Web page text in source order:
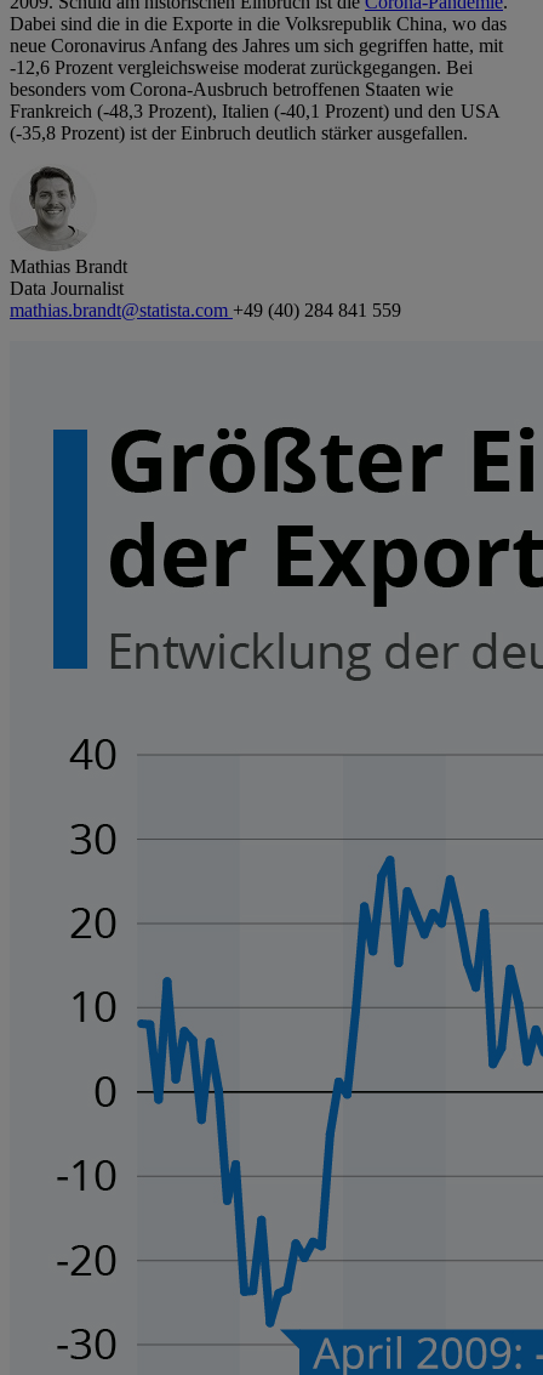
Dabei sind die in die Exporte in die Volksrepublik China, wo das
neue Coronavirus Anfang des Jahres um sich gegriffen hatte, mit
-12,6 Prozent vergleichsweise moderat zurückgegangen. Bei
besonders vom Corona-Ausbruch betroffenen Staaten wie
Frankreich (-48,3 Prozent), Italien (-40,1 Prozent) und den USA
(-35,8 Prozent) ist der Einbruch deutlich stärker ausgefallen.
Mathias Brandt
Data Journalist
mathias.brandt@statista.com +49 (40) 284 841 559